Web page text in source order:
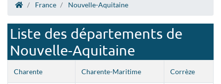
France Nouvelle-Aquitaine
Liste des départements de
Nouvelle-Aquitaine
Charente Charente-Maritime Corrèze